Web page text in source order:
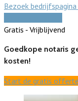
Bezoek bedrijfspagina
Gratis - Vrijblijvend
Goedkope notaris
kosten!
Start de gratis